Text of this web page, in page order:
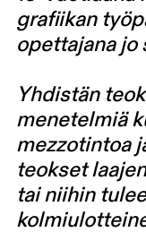
grafiikan
opettajana jo
Yhdistän
menetelmiä
mezzotintoa
teokset
tai niihin